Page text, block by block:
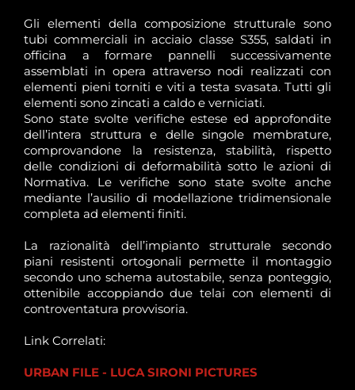
Gli elementi della composizione strutturale sono
tubi commerciali in acciaio classe S355, saldati in
officina a formare pannelli successivamente
assemblati in opera attraverso nodi realizzati con
elementi pieni torniti e viti a testa svasata. Tutti gli
elementi sono zincati a caldo e verniciati.
Sono state svolte verifiche estese ed approfondite
dell’intera struttura e delle singole membrature,
comprovandone la resistenza, stabilità, rispetto
delle condizioni di deformabilità sotto le azioni di
Normativa. Le verifiche sono state svolte anche
mediante l’ausilio di modellazione tridimensionale
completa ad elementi finiti.
La razionalità dell’impianto strutturale secondo
piani resistenti ortogonali permette il montaggio
secondo uno schema autostabile, senza ponteggio,
ottenibile accoppiando due telai con elementi di
controventatura provvisoria.
Link Correlati:
URBAN FILE - LUCA SIRONI PICTURES